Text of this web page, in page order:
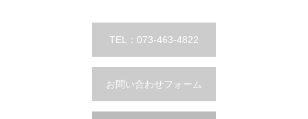
TEL：073-463-4822
お問い合わせフォーム